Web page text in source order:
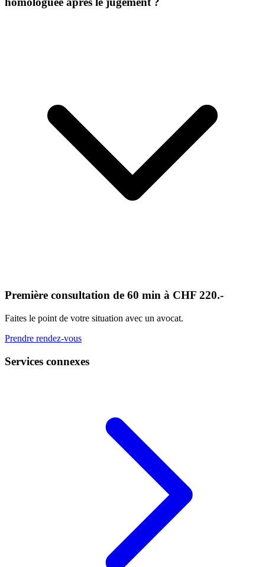
Première consultation de 60 min à CHF 220.-
Faites le point de votre situation avec un avocat.
Prendre rendez-vous
Services connexes